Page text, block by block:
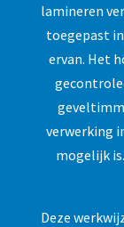
lamineren
toegepast
ervan. Het
verwerking
mogelijk
Deze